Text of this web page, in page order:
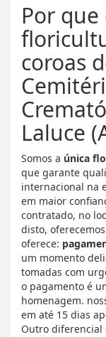
Por
coroas
Laluce
Somos a única
que garante
internacional na
em maior
contratado, no
disto,
oferece:
um momento
tomadas com
o pagamento é
homenagem.
em até 15 dias
Outro diferencial